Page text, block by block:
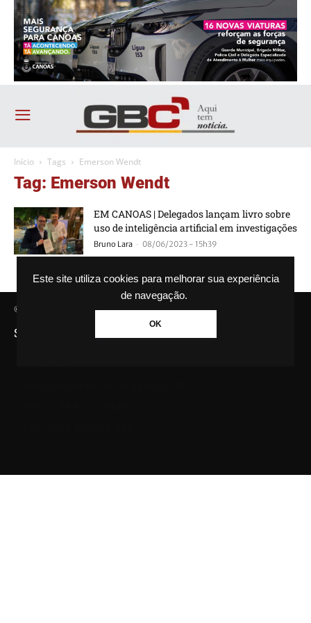
Este site utiliza cookies para melhorar sua experiência
de navegação.
OK
Início Tags Emerson Wendt
Tag: Emerson Wendt
EM CANOAS | Delegados lançam livro sobre
uso de inteligência artificial em investigações
Bruno Lara - 08/06/2023 - 15h39
© Agência GBC. Aqui tem notícia. Todos os direitos reservados.
SAIBA MAIS SOBRE A AGÊNCIA GBC